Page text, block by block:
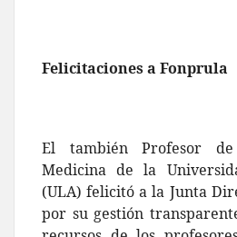
Felicitaciones a Fonprula
El también Profesor
Medicina de la
(ULA) felicitó a la Junta
por su gestión